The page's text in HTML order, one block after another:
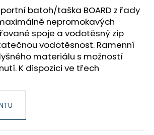
batoh/taška BOARD z řady
nepromokavých
spoje a vodotěsný zip
vodotěsnost. Ramenní
materiálu s možností
K dispozici ve třech
HLEDAT